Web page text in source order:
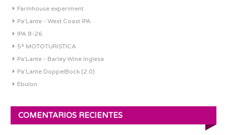
Farmhouse experiment
Pa'Lante - West Coast IPA
IPA 8-26
5ª MOTOTURISTICA
Pa'Lante - Barley Wine Inglesa
Pa’Lante DoppelBock (2.0)
Ebulon
COMENTARIOS RECIENTES